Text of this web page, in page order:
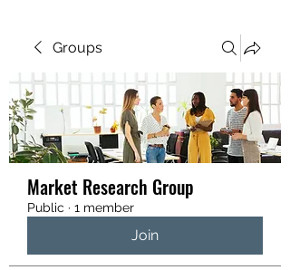
Groups
Market Research Group
Public · 1 member
Join